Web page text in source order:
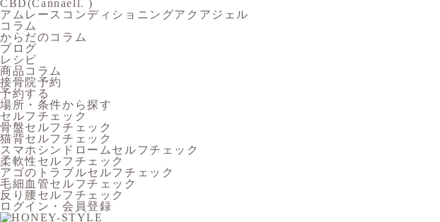
CBD(Cannaell. )
アムレースコンディショニングアクアジェル
コラム
からだのコラム
ブログ
レシピ
商品コラム
接骨院予約
予約する
場所・条件から探す
セルフチェック
骨盤セルフチェック
猫背セルフチェック
スマホシンドロームセルフチェック
柔軟性セルフチェック
アゴのトラブルセルフチェック
毛細血管セルフチェック
反り腰セルフチェック
ログイン・会員登録